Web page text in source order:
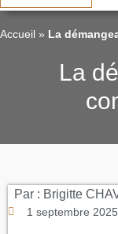
Accueil » La
La
Par : Brigitte
1 septembre 2025